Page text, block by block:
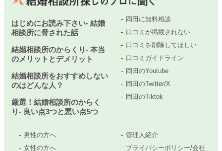
はじめにお読み下さい- 結婚
相談所に脅された話
結婚相談所のからくり- 本当
のメリットとデメリット
結婚相談所をおすすめしない
のはどんな人？
厳選！結婚相談所のからく
り- 良い点3つと悪い点5つ
岡田に無料相談
口コミが掲載されない
口コミを削除してほしい
口コミガイドライン
岡田のYoutube
岡田のTwitter/X
岡田のTiktok
男性の方へ
女性の方へ
管理人紹介
プライバシーポリシー/会社